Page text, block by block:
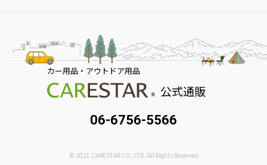
カー用品・アウトドア用品
公式通販
06-6756-5566
© 2021 CARESTAR CO.,LTD. All Rights Reserved